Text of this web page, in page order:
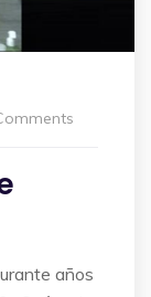
años